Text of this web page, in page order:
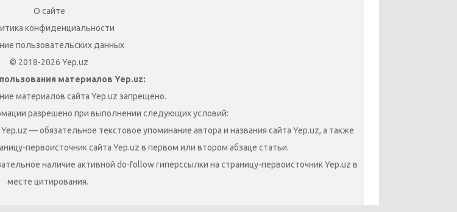
О сайте
конфиденциальности
пользовательских данных
© 2018-2026 Yep.uz
материалов Yep.uz:
материалов сайта Yep.uz запрещено.
разрешено при выполнении следующих условий:
— обязательное текстовое упоминание автора и названия сайта Yep.uz, а также
первоисточник сайта Yep.uz в первом или втором абзаце статьи.
наличие активной do-follow гиперссылки на страницу-первоисточник Yep.uz в
месте цитирования.